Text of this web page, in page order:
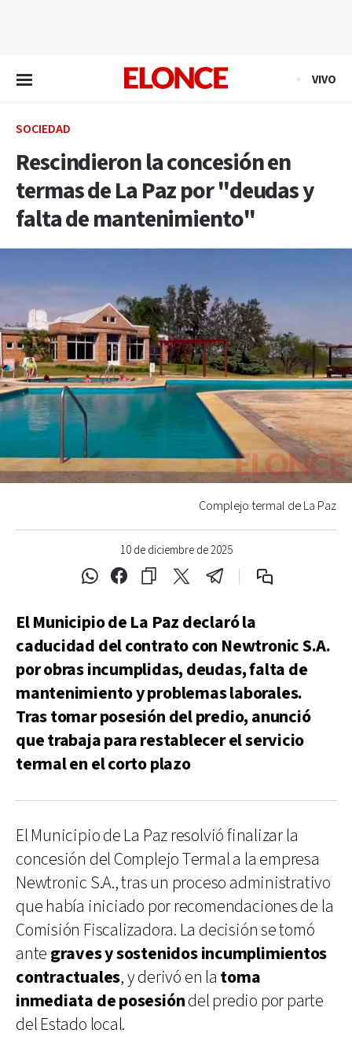
VIVO
SOCIEDAD
Rescindieron la concesión en
termas de La Paz por "deudas y
falta de mantenimiento"
10 de diciembre de 2025
Complejo termal de La Paz
El Municipio de La Paz declaró la
caducidad del contrato con Newtronic S.A.
por obras incumplidas, deudas, falta de
mantenimiento y problemas laborales.
Tras tomar posesión del predio, anunció
que trabaja para restablecer el servicio
termal en el corto plazo
El Municipio de La Paz resolvió finalizar la
concesión del Complejo Termal a la empresa
Newtronic S.A., tras un proceso administrativo
que había iniciado por recomendaciones de la
Comisión Fiscalizadora. La decisión se tomó
ante graves y sostenidos incumplimientos
contractuales, y derivó en la toma
inmediata de posesióndel predio por parte
del Estado local.